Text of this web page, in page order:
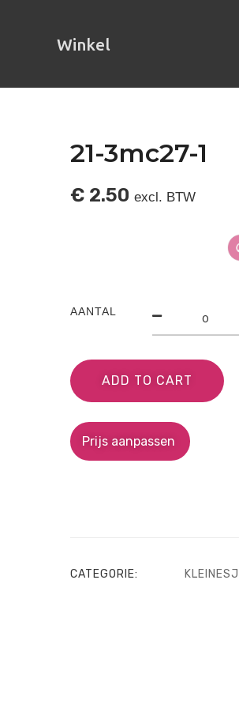
Winkel
21-3mc27-1
€ 2.50 excl. BTW
AANTAL
ADD TO CART
Prijs aanpassen
CATEGORIE: